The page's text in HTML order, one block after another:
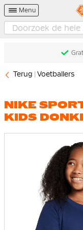
Menu
Terug Voetballers
NIKE
KIDS